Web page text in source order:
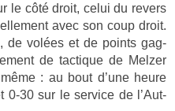
le côté droit, celui du re­v­ers
avec son coup droit.
de volées et de points gag­
de tac­tique de Melz­er
: au bout d’une heure
0-30 sur le ser­vice de l’Aut­